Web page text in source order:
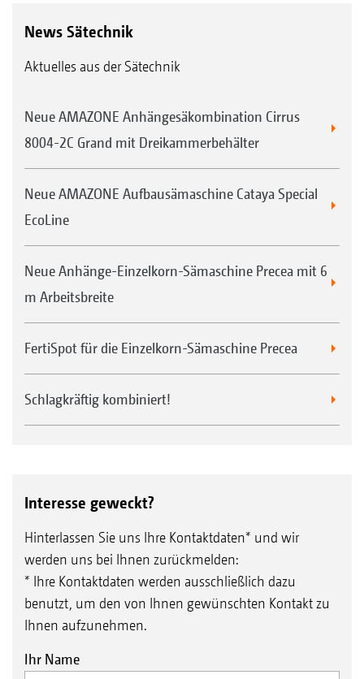
Mais
News Sätechnik
Aktuelles aus der Sätechnik
Neue AMAZONE Anhängesäkombination Cirrus
8004-2C Grand mit Dreikammerbehälter
Neue AMAZONE Aufbausämaschine Cataya Special
EcoLine
Neue Anhänge-Einzelkorn-Sämaschine Precea mit 6
m Arbeitsbreite
FertiSpot für die Einzelkorn-Sämaschine Precea
Schlagkräftig kombiniert!
Interesse geweckt?
Hinterlassen Sie uns Ihre Kontaktdaten* und wir
werden uns bei Ihnen zurückmelden:
* Ihre Kontaktdaten werden ausschließlich dazu
benutzt, um den von Ihnen gewünschten Kontakt zu
Ihnen aufzunehmen.
Ihr Name